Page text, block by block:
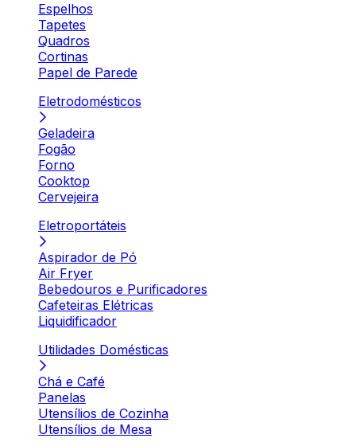
Espelhos
Tapetes
Quadros
Cortinas
Papel de Parede
Eletrodomésticos
Geladeira
Fogão
Forno
Cooktop
Cervejeira
Eletroportáteis
Aspirador de Pó
Air Fryer
Bebedouros e Purificadores
Cafeteiras Elétricas
Liquidificador
Utilidades Domésticas
Chá e Café
Panelas
Utensílios de Cozinha
Utensílios de Mesa